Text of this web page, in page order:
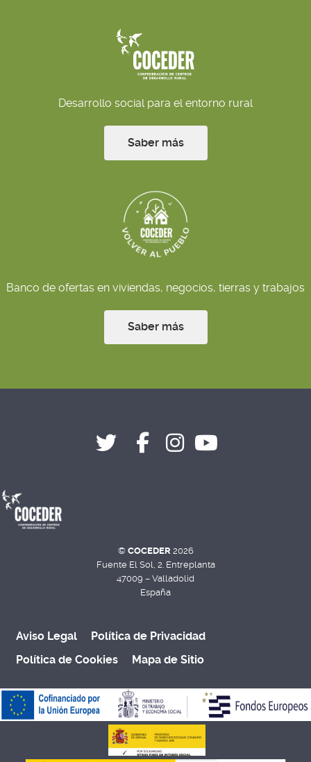
Desarrollo social para el entorno rural
Saber más
Banco de ofertas en viviendas, negocios, tierras y trabajos
Saber más
© COCEDER 2026
Fuente El Sol, 2. Entreplanta
47009 – Valladolid
España
Aviso Legal
Política de Privacidad
Política de Cookies
Mapa de Sitio